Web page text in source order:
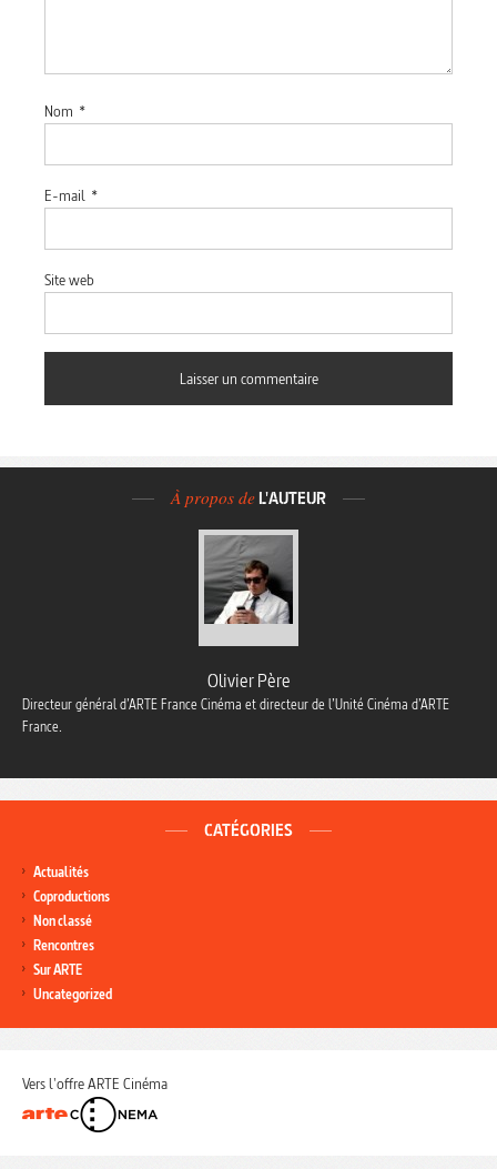
Nom *
E-mail *
Site web
À propos de L'AUTEUR
Olivier Père
Directeur général d’ARTE France Cinéma et directeur de l’Unité Cinéma d’ARTE
France.
CATÉGORIES
Actualités
Coproductions
Non classé
Rencontres
Sur ARTE
Uncategorized
Vers l'offre ARTE Cinéma